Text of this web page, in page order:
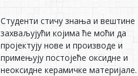
Студенти стичу знања и вештине
захваљујући којима ће моћи да
пројектују нове и производе и
примењују постојеће оксидне и
неоксидне керамичке материјале.